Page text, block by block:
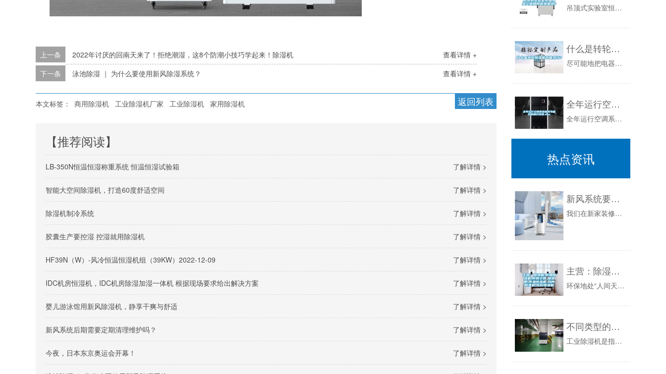
查看详情 +
上一条
2022年讨厌的回南天来了！拒绝潮湿，这8个防潮小技巧学起来！除湿机
查看详情 +
下一条 泳池除湿 ｜ 为什么要使用新风除湿系统？
返回列表
本文标签： 商用除湿机 工业除湿机厂家 工业除湿机 家用除湿机
【推荐阅读】
了解详情 >
LB-350N恒温恒湿称重系统 恒温恒湿试验箱
了解详情 >
智能大空间除湿机，打造60度舒适空间
了解详情 >
除湿机制冷系统
了解详情 >
胶囊生产要控湿 控湿就用除湿机
了解详情 >
HF39N（W）-风冷恒温恒湿机组（39KW）2022-12-09
了解详情 >
IDC机房恒湿机，IDC机房除湿加湿一体机 根据现场要求给出解决方案
了解详情 >
婴儿游泳馆用新风除湿机，静享干爽与舒适
了解详情 >
新风系统后期需要定期清理维护吗？
了解详情 >
今夜，日本东京奥运会开幕！
吊顶式实验室恒温恒湿空调为何会漏水呢?首先分析下可能的原因。设计不合理1、风机压力不足以克服机外阻力，导致换热器截面风速过小，制冷运行时，蒸...
什么是转轮除湿机节能技巧？
尽可能地把电器放在通风的位置，有待机状态的电器如彩电等，应尽量使其通电处于待机状态，其内部零件就会散发热量，驱散机体内的潮气,防爆除湿机，防...
全年运行空调系统新风节能控制探讨综述.doc
全年运行空调系统新风节能控制探讨综述全年运行空调系统新风节能控制探讨综述全年运行空调系统新风节能控制探讨综述整年运转空调系统新风节能控制商讨...
热点资讯
新风系统要如何清理
我们在新家装修的时候，很多人为了净化新家的居住环境都会安装一款新风系统。而新风系统使用久了之后，和别的净化器一样，都会需要进行新风系统的清洗...
主营：除湿机,防爆除湿机,防爆空调,加湿机,恒温恒湿机,特种除湿机,转轮除湿机
环保地处“人间天堂”杭州，地理环境优越，风景幽雅。环保是一家集：设计、生产制造，销售一条龙服务的综合性公司，公司拥有十余年研制开发除湿设备和...
不同类型的工业除湿机各有哪些特征和优点
工业除湿机是指以制冷的方式来降低空气中的相对湿度,保持空间的相对干燥,使容易受潮的物品、家居用品及工矿产品等不被受潮、发霉和对湿度要求高的产...